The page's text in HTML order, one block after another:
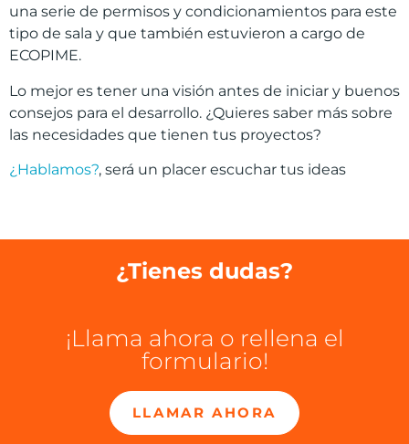
una serie de permisos y condicionamientos para este
tipo de sala y que también estuvieron a cargo de
ECOPIME.
Lo mejor es tener una visión antes de iniciar y buenos
consejos para el desarrollo. ¿Quieres saber más sobre
las necesidades que tienen tus proyectos?
¿Hablamos?, será un placer escuchar tus ideas
¿Tienes dudas?
¡Llama ahora o rellena el
formulario!
LLAMAR AHORA